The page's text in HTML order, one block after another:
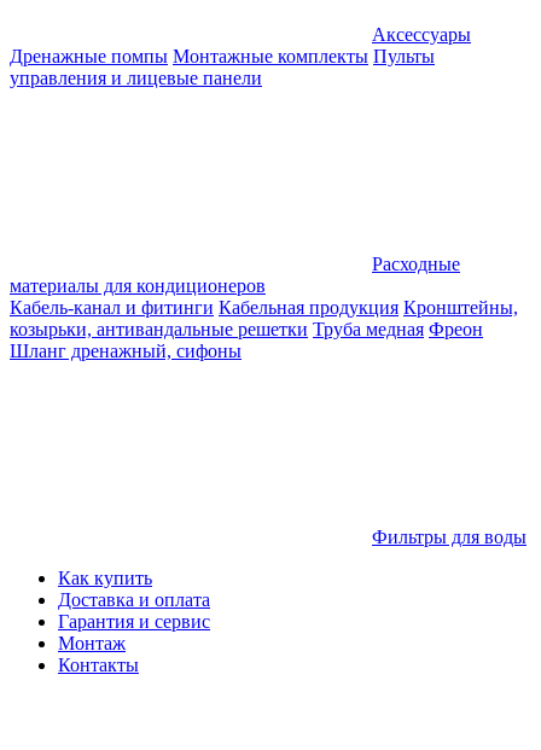
Аксессуары
Дренажные помпы Монтажные комплекты Пульты
управления и лицевые панели
Расходные
материалы для кондиционеров
Кабель-канал и фитинги Кабельная продукция Кронштейны,
козырьки, антивандальные решетки Труба медная Фреон
Шланг дренажный, сифоны
Фильтры для воды
Как купить
Доставка и оплата
Гарантия и сервис
Монтаж
Контакты